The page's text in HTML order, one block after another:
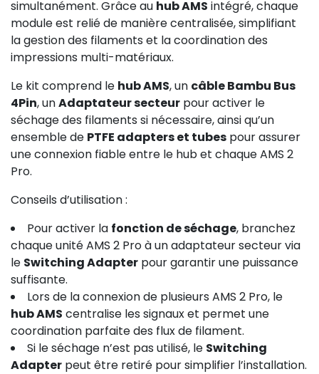
simultanément. Grâce au hub AMS intégré, chaque
module est relié de manière centralisée, simplifiant
la gestion des filaments et la coordination des
impressions multi-matériaux.
Le kit comprend le hub AMS, un câble Bambu Bus
4Pin, unAdaptateur secteur pour activer le
séchage des filaments si nécessaire, ainsi qu’un
ensemble de PTFE adapters et tubes pour assurer
une connexion fiable entre le hub et chaque AMS 2
Pro.
Conseils d’utilisation :
Pour activer la fonction de séchage, branchez
chaque unité AMS 2 Pro à un adaptateur secteur via
le Switching Adapter pour garantir une puissance
suffisante.
Lors de la connexion de plusieurs AMS 2 Pro, le
hub AMS centralise les signaux et permet une
coordination parfaite des flux de filament.
Si le séchage n’est pas utilisé, le Switching
Adapter peut être retiré pour simplifier l’installation.